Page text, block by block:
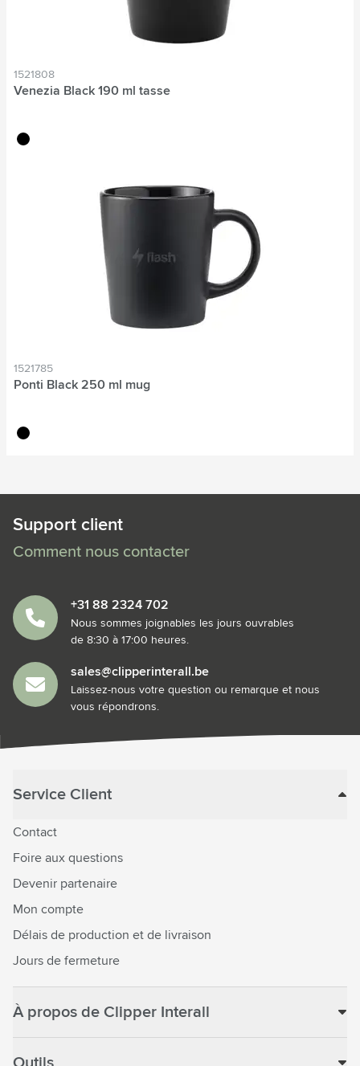
1521808
Venezia Black 190 ml tasse
noir
1521785
Ponti Black 250 ml mug
noir
Support client
Comment nous contacter
+31 88 2324 702
Nous sommes joignables les jours ouvrables
de 8:30 à 17:00 heures.
sales@clipperinterall.be
Laissez-nous votre question ou remarque et nous
vous répondrons.
Service Client
Contact
Foire aux questions
Devenir partenaire
Mon compte
Délais de production et de livraison
Jours de fermeture
À propos de Clipper Interall
Outils